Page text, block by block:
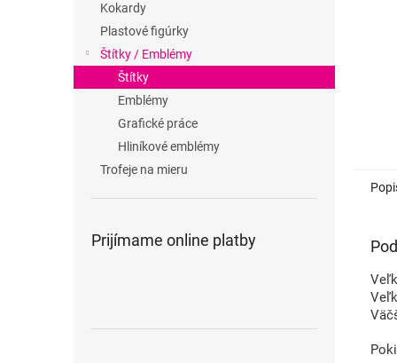
Kokardy
Plastové figúrky
Štítky / Emblémy
Štítky
Emblémy
Grafické práce
Hliníkové emblémy
Trofeje na mieru
Prijímame online platby